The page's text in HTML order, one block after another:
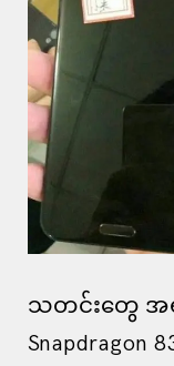
သတင်းတွေ အရ
Snapdragon